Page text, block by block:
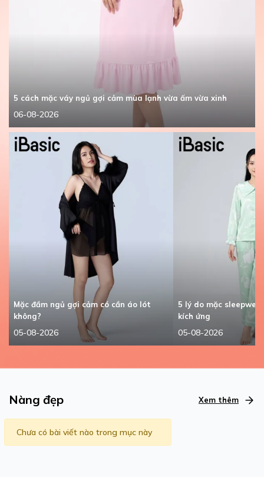
5 cách mặc váy ngủ gợi cảm mùa lạnh vừa ấm vừa xinh
06-08-2026
Mặc đầm ngủ gợi cảm có cần áo lót
không?
05-08-2026
5 lý do mặc
kích ứng
05-08-2026
Nàng đẹp Xem thêm
Chưa có bài viết nào trong mục này